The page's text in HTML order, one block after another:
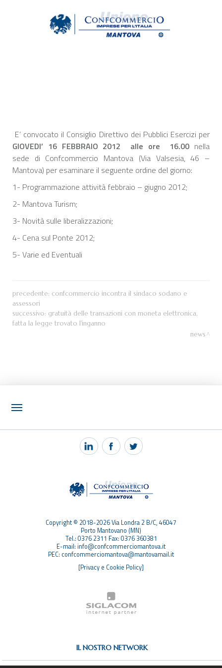
E’ convocato il Consiglio Direttivo dei Pubblici Esercizi per
GIOVEDI’ 16 FEBBRAIO 2012 alle ore 16.00 nella
sede di Confcommercio Mantova (Via Valsesia, 46 –
Mantova) per esaminare il seguente ordine del giorno:
1- Programmazione attività febbraio – giugno 2012;
2- Mantova Turism;
3- Novità sulle liberalizzazioni;
4- Cena sul Ponte 2012;
5- Varie ed Eventuali
precedente: confcommercio incontra il sindaco sodano e
assessori
successivo: gratuità delle transazioni con moneta elettronica,
fatta la legge trovato l'inganno
news
NOTIZIE
PEC MANTOVA MAIL
Copyright © 2018-2026 Via Londra 2 B/C, 46047
Porto Mantovano (MN)
Tel.: 0376 2311 Fax: 0376 360381
E-mail: info@confcommerciomantova.it
PEC: confcommerciomantova@mantovamail.it
[Privacy e Cookie Policy]
IL NOSTRO NETWORK